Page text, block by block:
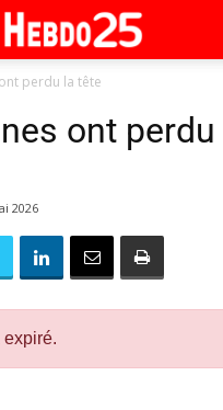
perdu la tête
ont perdu
2026
expiré.